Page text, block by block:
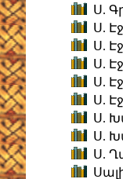
Ս.
Ս.
Ս.
Ս.
Ս.
Ս.
Ս.
Ս.
Ս.